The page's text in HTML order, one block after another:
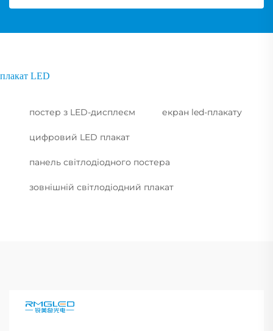
плакат LED
постер з LED-дисплеєм екран led-плакату
цифровий LED плакат
панель світлодіодного постера
зовнішній світлодіодний плакат